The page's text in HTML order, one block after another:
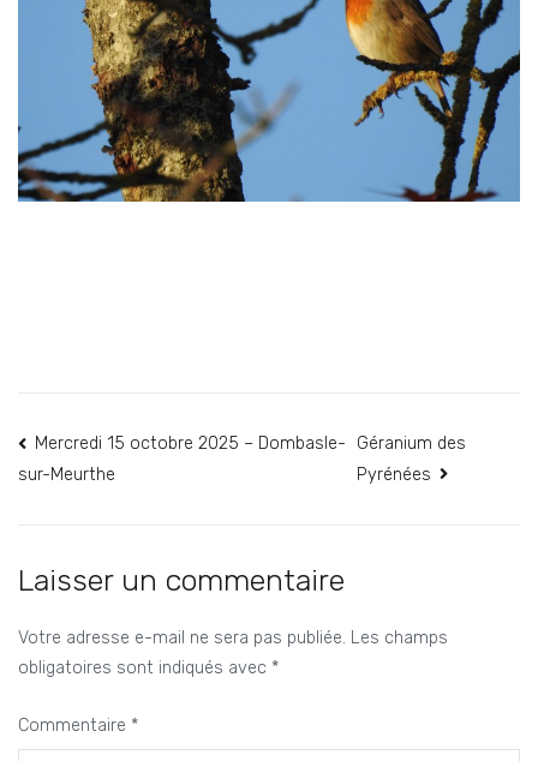
Navigation
Mercredi 15 octobre 2025 – Dombasle-
sur-Meurthe
Géranium des
Pyrénées
Laisser un commentaire
Votre adresse e-mail ne sera pas publiée. Les champs
obligatoires sont indiqués avec *
Commentaire *